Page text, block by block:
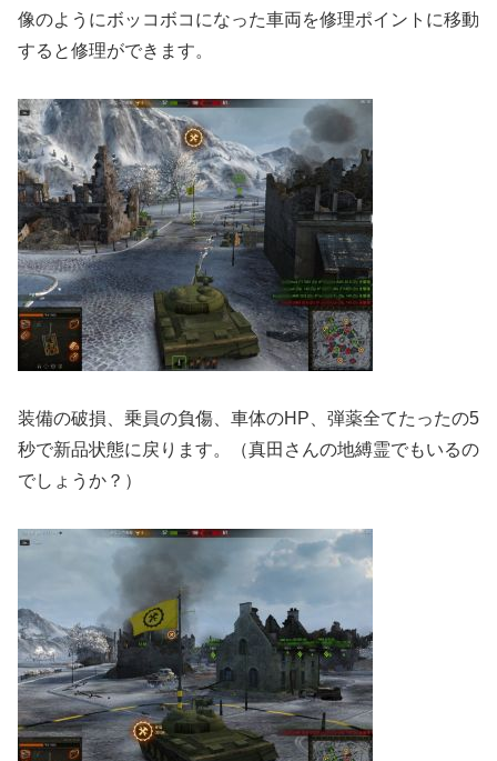
像のようにボッコボコになった車両を修理ポイントに移動
すると修理ができます。
装備の破損、乗員の負傷、車体のHP、弾薬全てたったの5
秒で新品状態に戻ります。（真田さんの地縛霊でもいるの
でしょうか？）